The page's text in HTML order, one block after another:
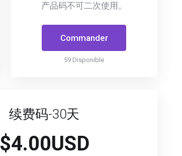
产品码不可二次使用。
Commander
59 Disponible
续费码-30天
$4.00USD